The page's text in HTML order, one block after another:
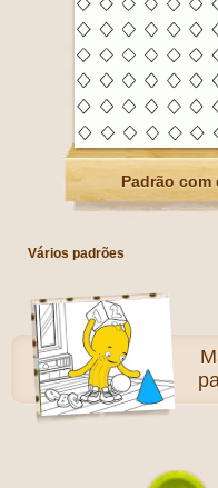
Padrão com
Vários padrões